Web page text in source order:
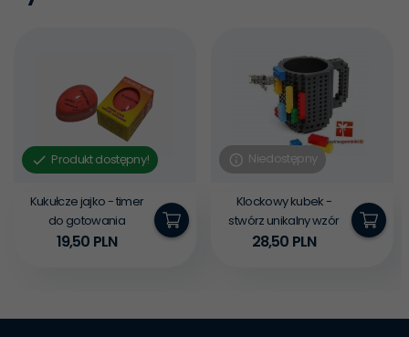
Produkt dostępny!
Kukułcze jajko - timer
do gotowania
19,50 PLN
Niedostępny
Klockowy kubek -
stwórz unikalny wzór
28,50 PLN